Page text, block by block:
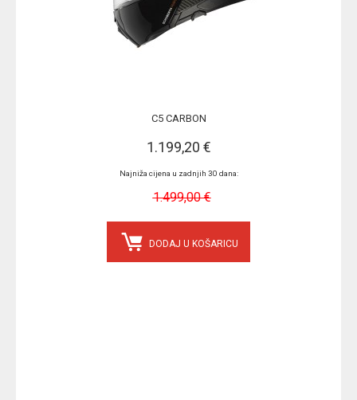
C5 CARBON
1.199,20 €
Najniža cijena u zadnjih 30 dana:
1.499,00 €
DODAJ U KOŠARICU